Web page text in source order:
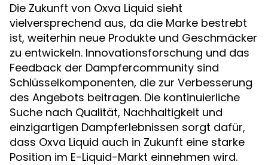
Die Zukunft von Oxva Liquid sieht
vielversprechend aus, da die Marke bestrebt
ist, weiterhin neue Produkte und Geschmäcker
zu entwickeln. Innovationsforschung und das
Feedback der Dampfercommunity sind
Schlüsselkomponenten, die zur Verbesserung
des Angebots beitragen. Die kontinuierliche
Suche nach Qualität, Nachhaltigkeit und
einzigartigen Dampferlebnissen sorgt dafür,
dass Oxva Liquid auch in Zukunft eine starke
Position im E-Liquid-Markt einnehmen wird.